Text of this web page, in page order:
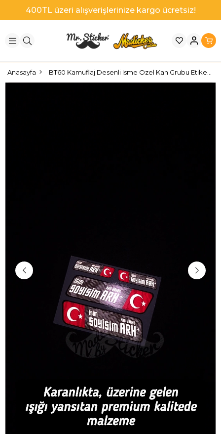
600TL' ye sepette 60TL indirim!
Anasayfa